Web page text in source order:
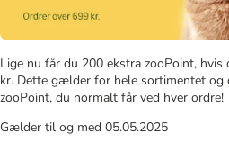
Lige nu får du 200 ekstra zooPoint,
kr. Dette gælder for hele sortimentet
zooPoint, du normalt får ved hver ordre!
Gælder til og med 05.05.2025